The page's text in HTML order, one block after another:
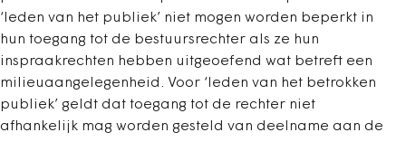
‘leden van het publiek’ niet mogen worden beperkt in
hun toegang tot de bestuursrechter als ze hun
inspraakrechten hebben uitgeoefend wat betreft een
milieuaangelegenheid. Voor ‘leden van het betrokken
publiek’ geldt dat toegang tot de rechter niet
afhankelijk mag worden gesteld van deelname aan de